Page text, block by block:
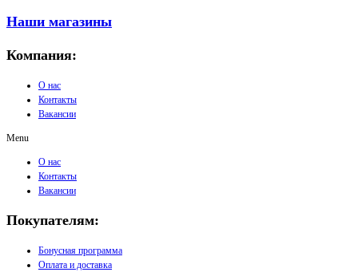
Наши магазины
Компания:
О нас
Контакты
Вакансии
Menu
О нас
Контакты
Вакансии
Покупателям:
Бонусная программа
Оплата и доставка